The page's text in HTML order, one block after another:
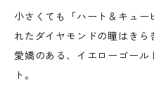
小さくても「ハート＆キュ
れたダイヤモンドの瞳はきら
愛嬌のある、イエローゴー
ト。